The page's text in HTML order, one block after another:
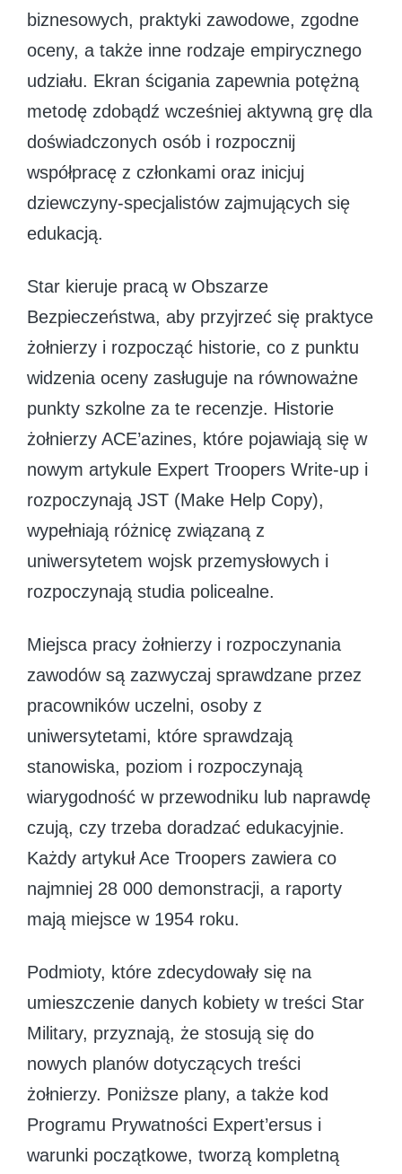
biznesowych, praktyki zawodowe, zgodne
oceny, a także inne rodzaje empirycznego
udziału. Ekran ścigania zapewnia potężną
metodę zdobądź wcześniej aktywną grę dla
doświadczonych osób i rozpocznij
współpracę z członkami oraz inicjuj
dziewczyny-specjalistów zajmujących się
edukacją.
Star kieruje pracą w Obszarze
Bezpieczeństwa, aby przyjrzeć się praktyce
żołnierzy i rozpocząć historie, co z punktu
widzenia oceny zasługuje na równoważne
punkty szkolne za te recenzje. Historie
żołnierzy ACE’azines, które pojawiają się w
nowym artykule Expert Troopers Write-up i
rozpoczynają JST (Make Help Copy),
wypełniają różnicę związaną z
uniwersytetem wojsk przemysłowych i
rozpoczynają studia policealne.
Miejsca pracy żołnierzy i rozpoczynania
zawodów są zazwyczaj sprawdzane przez
pracowników uczelni, osoby z
uniwersytetami, które sprawdzają
stanowiska, poziom i rozpoczynają
wiarygodność w przewodniku lub naprawdę
czują, czy trzeba doradzać edukacyjnie.
Każdy artykuł Ace Troopers zawiera co
najmniej 28 000 demonstracji, a raporty
mają miejsce w 1954 roku.
Podmioty, które zdecydowały się na
umieszczenie danych kobiety w treści Star
Military, przyznają, że stosują się do
nowych planów dotyczących treści
żołnierzy. Poniższe plany, a także kod
Programu Prywatności Expert’ersus i
warunki początkowe, tworzą kompletną